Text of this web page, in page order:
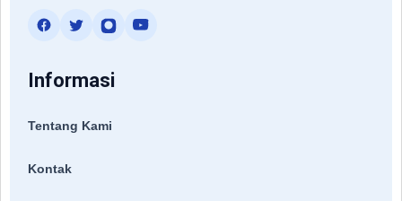
Informasi
Tentang Kami
Kontak